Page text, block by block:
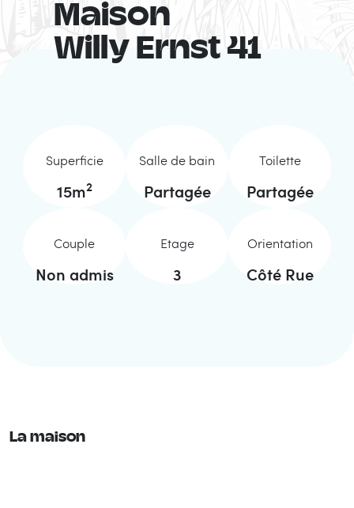
Maison
Willy Ernst 41
Superficie
15m2
Salle de bain
Partagée
Toilette
Partagée
Couple
Non admis
Etage
3
Orientation
Côté Rue
La maison